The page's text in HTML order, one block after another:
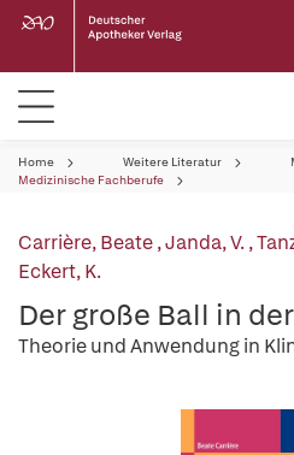
Home Weitere Literatur
Medizinische Fachberufe
Carrière, Beate,Janda, V.,
Eckert, K.
Der große Ball in
Theorie und Anwendung in